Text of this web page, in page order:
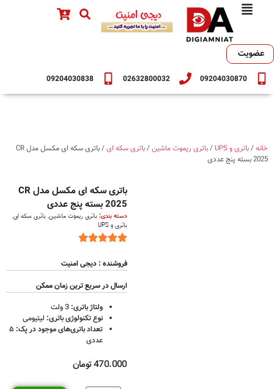
09204030870
02632800032
09204030838
عضویت
خانه/باتری و UPS /باتری ریموت ماشین/باتری سکه ای
/ باتری سکه ای مکسل مدل CR
2025 بسته پنج عددی
باتری سکه ای مکسل مدل CR
2025 بسته پنج عددی
دسته بندی:باتری ریموت ماشین,باتری سکه ای,
باتری و UPS
فروشنده : دیجی امنیت
ارسال در سریع ترین زمان ممکن
ولتاژ باتری: 3 ولت
نوع تکنولوژی باتری: لیتیومی
تعداد باتری‌های موجود در پک: ۵
عددی
470.000تومان